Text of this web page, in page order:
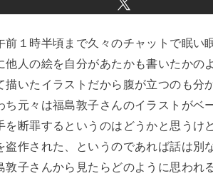
前１時半頃まで久々のチャットで眠い
他人の絵を自分があたかも書いたかの
描いたイラストだから腹が立つのも分
ち元々は福島敦子さんのイラストがベ
を断罪するというのはどうかと思うけ
盗作された、というのであれば話は別
敦子さんから見たらどのように思われ